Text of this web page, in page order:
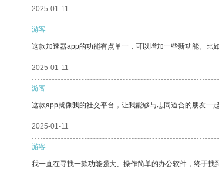
2025-01-11
游客
这款加速器app的功能有点单一，可以增加一些新功能。比
2025-01-11
游客
这款app就像我的社交平台，让我能够与志同道合的朋友一起
2025-01-11
游客
我一直在寻找一款功能强大、操作简单的办公软件，终于